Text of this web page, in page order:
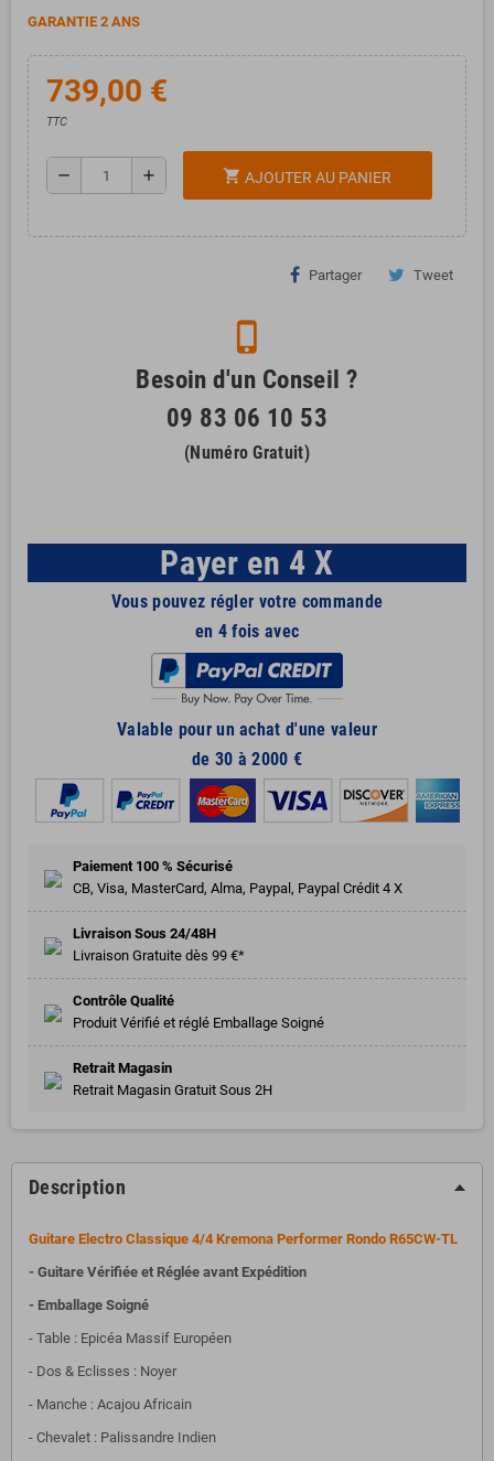
GARANTIE 2 ANS
739,00 €
TTC
remove add shopping_cart AJOUTER AU PANIER
Partager Tweet
phone_iphone
Besoin d'un Conseil ?
09 83 06 10 53
(Numéro Gratuit)
Payer en 4 X
Vous pouvez régler votre commande
en 4 fois avec
Valable pour un achat d'une valeur
de 30 à 2000 €
Paiement 100 % Sécurisé
CB, Visa, MasterCard, Alma, Paypal, Paypal Crédit 4 X
Livraison Sous 24/48H
Livraison Gratuite dès 99 €*
Contrôle Qualité
Produit Vérifié et réglé Emballage Soigné
Retrait Magasin
Retrait Magasin Gratuit Sous 2H
Description
Guitare Electro Classique 4/4 Kremona Performer Rondo R65CW-TL
- Guitare Vérifiée et Réglée avant Expédition
- Emballage Soigné
- Table : Epicéa Massif Européen
- Dos & Eclisses : Noyer
- Manche : Acajou Africain
- Chevalet : Palissandre Indien